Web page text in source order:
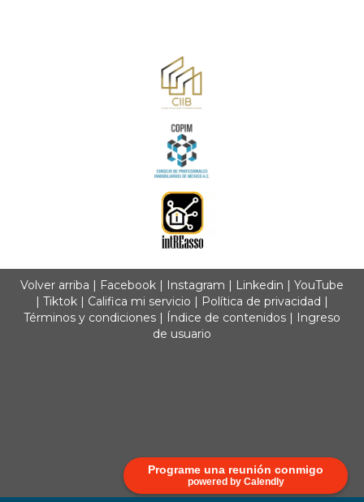
Programe una reunión conmigo
powered by Calendly
Volver arriba | Facebook | Instagram | Linkedin | YouTube
| Tiktok | Califica mi servicio | Política de privacidad |
Términos y condiciones | Índice de contenidos | Ingreso
de usuario